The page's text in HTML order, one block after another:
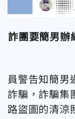
詐團要簡男辦
員警告知簡男
詐騙，詐騙集
路盜圖的清涼